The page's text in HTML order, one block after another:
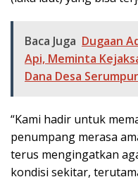
Baca Juga Dugaan
Api, Meminta
Dana Desa
“Kami hadir untuk
penumpang merasa
terus mengingatkan
kondisi sekitar,